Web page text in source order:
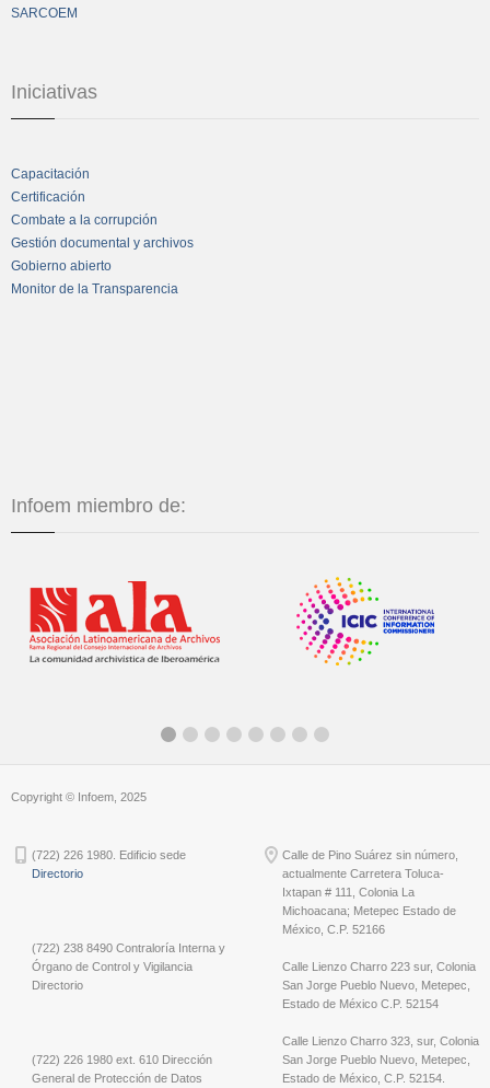
SARCOEM
Iniciativas
Capacitación
Certificación
Combate a la corrupción
Gestión documental y archivos
Gobierno abierto
Monitor de la Transparencia
Infoem miembro de:
Copyright © Infoem, 2025
(722) 226 1980. Edificio sede
Directorio
(722) 238 8490 Contraloría Interna y
Órgano de Control y Vigilancia
Directorio
(722) 226 1980 ext. 610 Dirección
General de Protección de Datos
Calle de Pino Suárez sin número,
actualmente Carretera Toluca-
Ixtapan # 111, Colonia La
Michoacana; Metepec Estado de
México, C.P. 52166
Calle Lienzo Charro 223 sur, Colonia
San Jorge Pueblo Nuevo, Metepec,
Estado de México C.P. 52154
Calle Lienzo Charro 323, sur, Colonia
San Jorge Pueblo Nuevo, Metepec,
Estado de México, C.P. 52154.